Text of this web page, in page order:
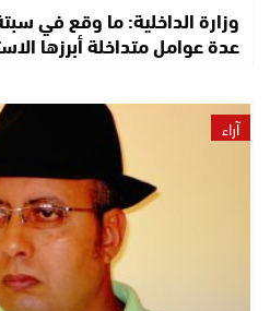
وزارة الداخلية: ما وقع في
عدة عوامل متداخلة أبرزها
آراء